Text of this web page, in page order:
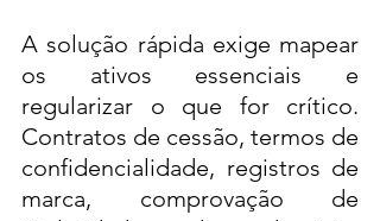
A solução rápida exige mapear
os ativos essenciais e
regularizar o que for crítico.
Contratos de cessão, termos de
confidencialidade, registros de
marca, comprovação de